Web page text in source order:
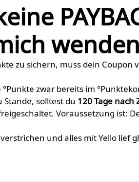
zu sichern, muss dein
zwar bereits im
Stande, solltest du 120 Tage
Voraussetzung ist:
und alles mit Yello lief